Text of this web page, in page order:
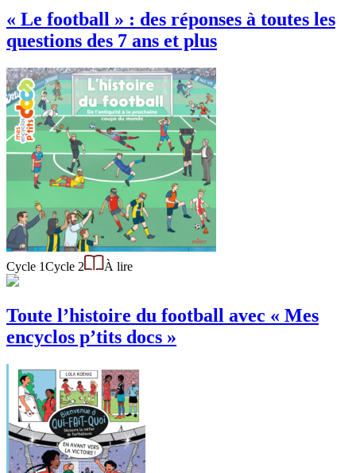
« Le football » : des réponses à toutes les
questions des 7 ans et plus
Cycle 1Cycle 2 À lire
Toute l’histoire du football avec « Mes
encyclos p’tits docs »